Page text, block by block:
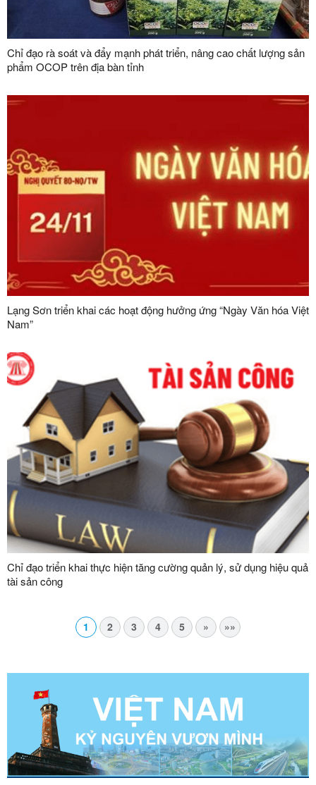
Chỉ đạo rà soát và đẩy mạnh phát triển, nâng cao chất lượng sản
phẩm OCOP trên địa bàn tỉnh
Lạng Sơn triển khai các hoạt động hưởng ứng “Ngày Văn hóa Việt
Nam”
Chỉ đạo triển khai thực hiện tăng cường quản lý, sử dụng hiệu quả
tài sản công
1 2 3 4 5 » »»